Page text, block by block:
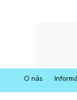
O nás